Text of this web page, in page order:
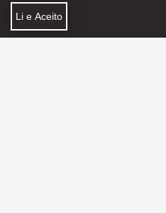
Li e Aceito